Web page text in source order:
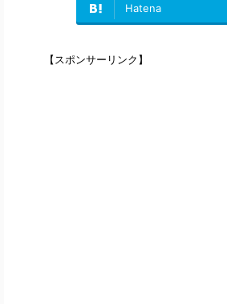
Hatena
【スポンサーリンク】